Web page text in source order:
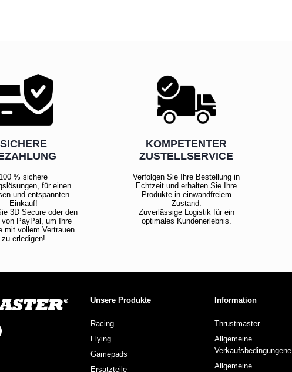
SICHERE
100 % sichere
für einen
und entspannten
Einkauf!
3D Secure oder den
PayPal, um Ihre
mit vollem Vertrauen
zu erledigen!
KOMPETENTER
ZUSTELLSERVICE
Verfolgen Sie Ihre Bestellung in
Echtzeit und erhalten Sie Ihre
Produkte in einwandfreiem
Zustand.
Zuverlässige Logistik für ein
optimales Kundenerlebnis.
Unsere Produkte
Racing
Flying
Gamepads
Ersatzteile
Information
Thrustmaster
Allgemeine
Verkaufsbedingungene
Allgemeine